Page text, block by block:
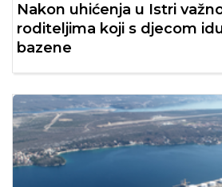
Nakon uhićenja u Istri
roditeljima koji s djecom
bazene